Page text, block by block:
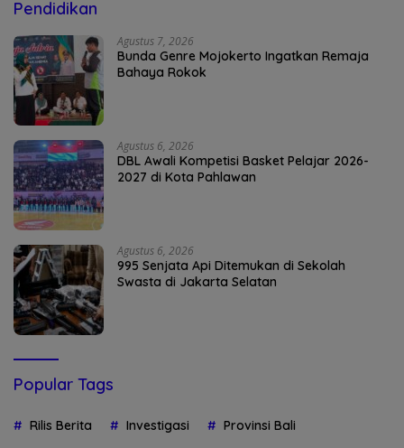
Pendidikan
Agustus 7, 2026
Bunda Genre Mojokerto Ingatkan Remaja
Bahaya Rokok
Agustus 6, 2026
DBL Awali Kompetisi Basket Pelajar 2026-
2027 di Kota Pahlawan
Agustus 6, 2026
995 Senjata Api Ditemukan di Sekolah
Swasta di Jakarta Selatan
Popular Tags
Rilis Berita Investigasi Provinsi Bali